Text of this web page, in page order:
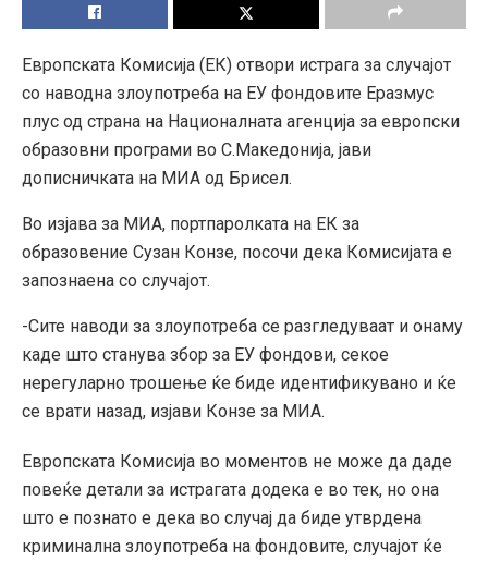
Европската Комисија (ЕК) отвори истрага за случајот
со наводна злоупотреба на ЕУ фондовите Еразмус
плус од страна на Националната агенција за европски
образовни програми во С.Македонија, јави
дописничката на МИА од Брисел.
Во изјава за МИА, портпаролката на ЕК за
образовение Сузан Конзе, посочи дека Комисијата е
запознаена со случајот.
-Сите наводи за злоупотреба се разгледуваат и онаму
каде што станува збор за ЕУ фондови, секое
нерегуларно трошење ќе биде идентификувано и ќе
се врати назад, изјави Конзе за МИА.
Европската Комисија во моментов не може да даде
повеќе детали за истрагата додека е во тек, но она
што е познато е дека во случај да биде утврдена
криминална злоупотреба на фондовите, случајот ќе